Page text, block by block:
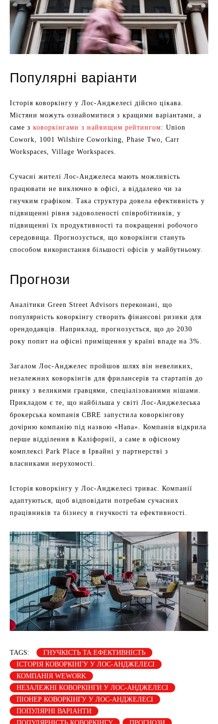
Популярні варіанти
Історія коворкінгу у Лос-Анджелесі дійсно цікава.
Містяни можуть ознайомитися з кращими варіантами, а
саме з коворкінгами з найвищим рейтингом: Union
Cowork, 1001 Wilshire Coworking, Phase Two, Carr
Workspaces, Village Workspaces.
Сучасні жителі Лос-Анджелеса мають можливість
працювати не виключно в офісі, а віддалено чи за
гнучким графіком. Така структура довела ефективність у
підвищенні рівня задоволеності співробітників, у
підвищенні їх продуктивності та покращенні робочого
середовища. Прогнозується, що коворкінги стануть
способом використання більшості офісів у майбутньому.
Прогнози
Аналітики Green Street Advisors переконані, що
популярність коворкінгу створить фінансові ризики для
орендодавців. Наприклад, прогнозується, що до 2030
року попит на офісні приміщення у країні впаде на 3%.
Загалом Лос-Анджелес пройшов шлях він невеликих,
незалежних коворкінгів для фрилансерів та стартапів до
ринку з великими гравцями, спеціалізованими нішами.
Прикладом є те, що найбільша у світі Лос-Анджелеська
брокерська компанія CBRE запустила коворкінгову
дочірню компанію під назвою «Hana». Компанія відкрила
перше відділення в Каліфорнії, а саме в офісному
комплексі Park Place в Ірвайні у партнерстві з
власниками нерухомості.
Історія коворкінгу у Лос-Анджелесі триває. Компанії
адаптуються, щоб відповідати потребам сучасних
працівників та бізнесу в гнучкості та ефективності.
TAGS:
ГНУЧКІСТЬ ТА ЕФЕКТИВНІСТЬ
ІСТОРІЯ КОВОРКІНГУ У ЛОС-АНДЖЕЛЕСІ
КОМПАНІЯ WEWORK
НЕЗАЛЕЖНІ КОВОРКІНГИ У ЛОС-АНДЖЕЛЕСІ
ПІОНЕР КОВОРКІНГУ У ЛОС-АНДЖЕЛЕСІ
ПОПУЛЯРНІ ВАРІАНТИ